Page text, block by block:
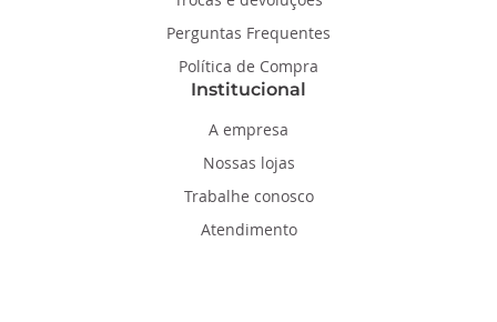
Perguntas Frequentes
Política de Compra
Institucional
A empresa
Nossas lojas
Trabalhe conosco
Atendimento